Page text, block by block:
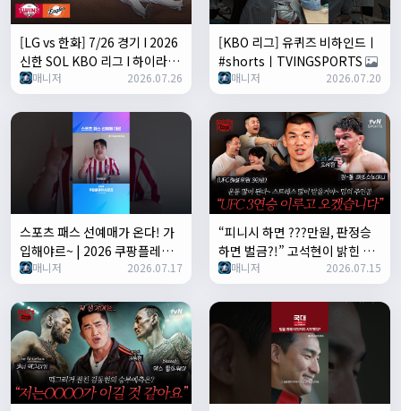
[LG vs 한화] 7/26 경기 I 2026
신한 SOL KBO 리그 I 하이라이
트 I TVING
매니저 2026.07.26
[KBO 리그] 유퀴즈 비하인드ㅣ
#shortsㅣTVINGSPORTS
매니저 2026.07.20
스포츠 패스 선예매가 온다! 가
입해야르~ | 2026 쿠팡플레이
시리즈 | 티켓팅 안내
매니저 2026.07.17
“피니시 하면 ???만원, 판정승
하면 벌금?!” 고석현이 밝힌 김
동현과의 미친(p) 보너스 계약 |
GET IN THE CAGE🥊8화
매니저 2026.07.15